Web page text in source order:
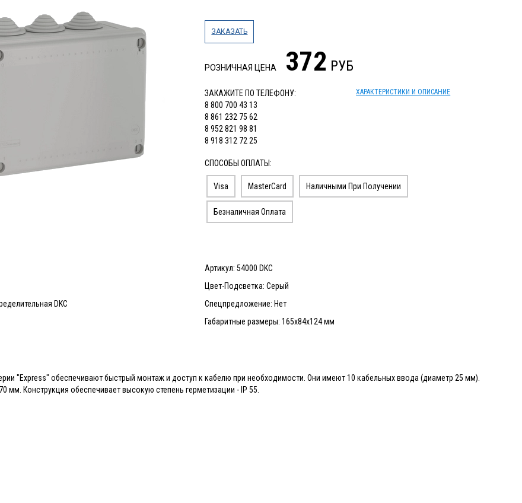
ЗАКАЗАТЬ
РОЗНИЧНАЯ ЦЕНА 372 РУБ
ЗАКАЖИТЕ ПО ТЕЛЕФОНУ:
8 800 700 43 13
8 861 232 75 62
8 952 821 98 81
8 918 312 72 25
ХАРАКТЕРИСТИКИ И ОПИСАНИЕ
СПОСОБЫ ОПЛАТЫ:
Visa MasterCard Наличными При Получении
Безналичная Оплата
DKC
Артикул: 54000 DKC
Цвет-Подсветка: Серый
Спецпредложение: Нет
Габаритные размеры: 165х84х124 мм
"Express" обеспечивают быстрый монтаж и доступ к кабелю при необходимости. Они имеют 10 кабельных ввода (диаметр 25 мм).
мм. Конструкция обеспечивает высокую степень герметизации - IP 55.